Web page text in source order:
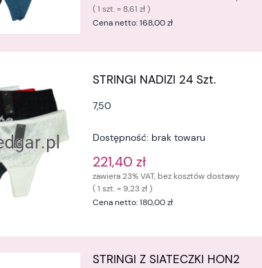
( 1 szt. = 8,61 zł )
Cena netto:168,00 zł
STRINGI NADIZI 24 Szt.
7,50
Dostępność: brak towaru
221,40 zł
zawiera 23% VAT, bez kosztów dostawy
( 1 szt. = 9,23 zł )
Cena netto:180,00 zł
STRINGI Z SIATECZKI HON2